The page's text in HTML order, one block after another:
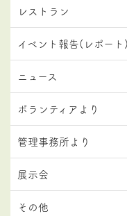
レストラン
イベント報告(レポート)
ニュース
ボランティアより
管理事務所より
展示会
その他